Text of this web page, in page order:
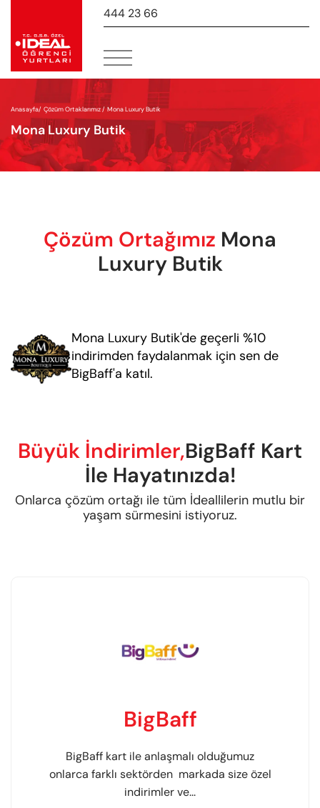
444 23 66
Anasayfa/ Çözüm Ortaklarımız / Mona Luxury Butik
Mona Luxury Butik
Çözüm Ortağımız Mona
Luxury Butik
Mona Luxury Butik'de geçerli %10
indirimden faydalanmak için sen de
BigBaff'a katıl.
Büyük İndirimler,BigBaff Kart
İle Hayatınızda!
Onlarca çözüm ortağı ile tüm İdeallilerin mutlu bir
yaşam sürmesini istiyoruz.
BigBaff
BigBaff kart ile anlaşmalı olduğumuz
onlarca farklı sektörden markada size özel
indirimler ve...